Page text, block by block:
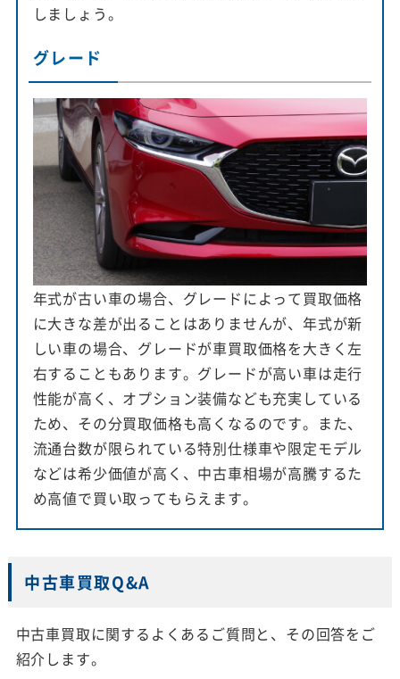
しましょう。
グレード
年式が古い車の場合、グレードによって買取価格
に大きな差が出ることはありませんが、年式が新
しい車の場合、グレードが車買取価格を大きく左
右することもあります。グレードが高い車は走行
性能が高く、オプション装備なども充実している
ため、その分買取価格も高くなるのです。また、
流通台数が限られている特別仕様車や限定モデル
などは希少価値が高く、中古車相場が高騰するた
め高値で買い取ってもらえます。
中古車買取Q&A
中古車買取に関するよくあるご質問と、その回答をご
紹介します。